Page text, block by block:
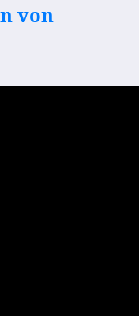
von